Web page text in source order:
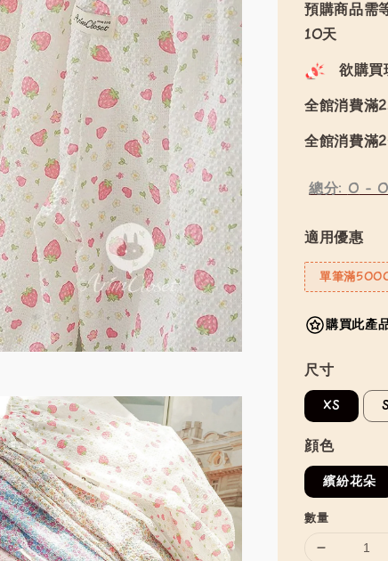
預購商品需
10天
欲購買
全館消費滿
全館消費滿
總分: 0 - 0
適用優惠
單筆滿
購買此產
尺寸
XS S
顔色
繽紛花朵
數量